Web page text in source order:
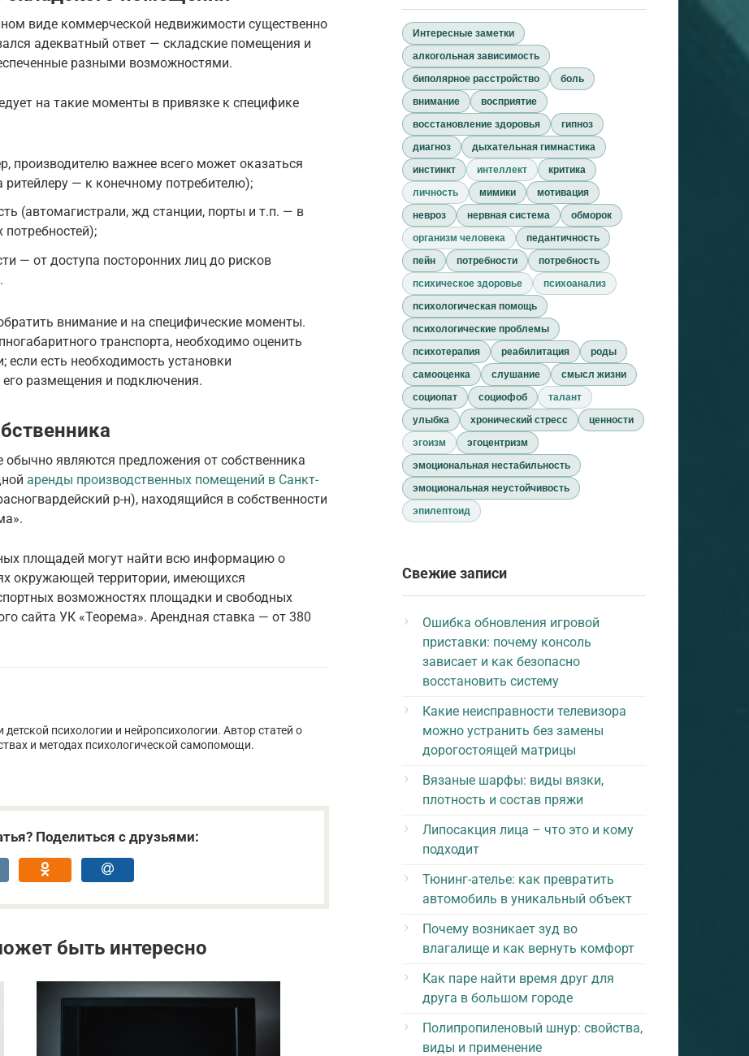
виде коммерческой недвижимости существенно
адекватный ответ — складские помещения и
разными возможностями.
на такие моменты в привязке к специфике
производителю важнее всего может оказаться
ритейлеру — к конечному потребителю);
(автомагистрали, жд станции, порты и т.п. — в
— от доступа посторонних лиц до рисков
внимание и на специфические моменты.
транспорта, необходимо оценить
есть необходимость установки
размещения и подключения.
являются предложения от собственника
аренды производственных помещений в Санкт-
р-н), находящийся в собственности
площадей могут найти всю информацию о
окружающей территории, имеющихся
возможностях площадки и свободных
сайта УК «Теорема». Арендная ставка — от 380
психологии и нейропсихологии. Автор статей о
и методах психологической самопомощи.
Поделиться с друзьями:
быть интересно
Интересные заметки
алкогольная зависимость
биполярное расстройство
боль
внимание
восприятие
восстановление здоровья
гипноз
диагноз
дыхательная гимнастика
инстинкт
интеллект
критика
личность
мимики
мотивация
невроз
нервная система
обморок
организм человека
педантичность
пейн
потребности
потребность
психическое здоровье
психоанализ
психологическая помощь
психологические проблемы
психотерапия
реабилитация
роды
самооценка
слушание
смысл жизни
социопат
социофоб
талант
улыбка
хронический стресс
ценности
эгоизм
эгоцентризм
эмоциональная нестабильность
эмоциональная неустойчивость
эпилептоид
Свежие записи
Ошибка обновления игровой
приставки: почему консоль
зависает и как безопасно
восстановить систему
Какие неисправности телевизора
можно устранить без замены
дорогостоящей матрицы
Вязаные шарфы: виды вязки,
плотность и состав пряжи
Липосакция лица – что это и кому
подходит
Тюнинг-ателье: как превратить
автомобиль в уникальный объект
Почему возникает зуд во
влагалище и как вернуть комфорт
Как паре найти время друг для
друга в большом городе
Полипропиленовый шнур: свойства,
виды и применение